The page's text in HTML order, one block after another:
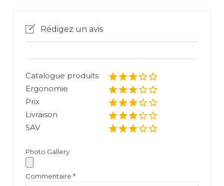
Rédigez un avis
Catalogue produits
Ergonomie
Prix
Livraison
SAV
Photo Gallery
Commentaire *